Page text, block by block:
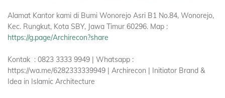
Alamat Kantor kami di Bumi Wonorejo Asri B1 No.84, Wonorejo,
Kec. Rungkut, Kota SBY, Jawa Timur 60296. Map :
https://g.page/Archirecon?share
Kontak : 0823 3333 9949 | Whatsapp :
https://wa.me/6282333339949 | Archirecon | Initiator Brand &
Idea in Islamic Architecture